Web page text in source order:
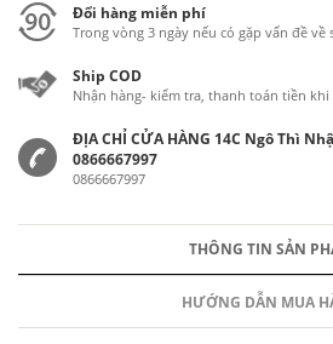
Đổi hàng miễn phí
Trong vòng 3 ngày nếu có gặp vấn đề về
Ship COD
Nhận hàng- kiểm tra, thanh toán tiền
ĐỊA CHỈ CỬA HÀNG 14C Ngô Thì
0866667997
0866667997
THÔNG TIN SẢN
HƯỚNG DẪN MUA